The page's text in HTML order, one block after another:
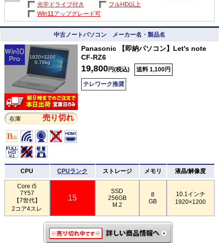
光学ドライブ付き
フルHD以上
Win11アップグレード可
中古ノートパソコン メーカー名・製品名
1920×1200
0.78kg
在庫 売り切れ
Panasonic 【即納パソコン】Let's note
CF-RZ6
19,800円(税込) 送料 1,100円
テレワーク推奨
CPU CPUランク ストレージ メモリ 液晶/解像度
Core i5
7Y57
【7世代】
2コア4スレ
15
SSD
256GB
M.2
8
GB
10.1インチ
1920×1200